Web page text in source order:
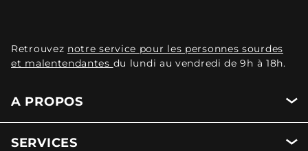
Retrouvez notre service pour les personnes sourdes
et malentendantes du lundi au vendredi de 9h à 18h.
A PROPOS
SERVICES